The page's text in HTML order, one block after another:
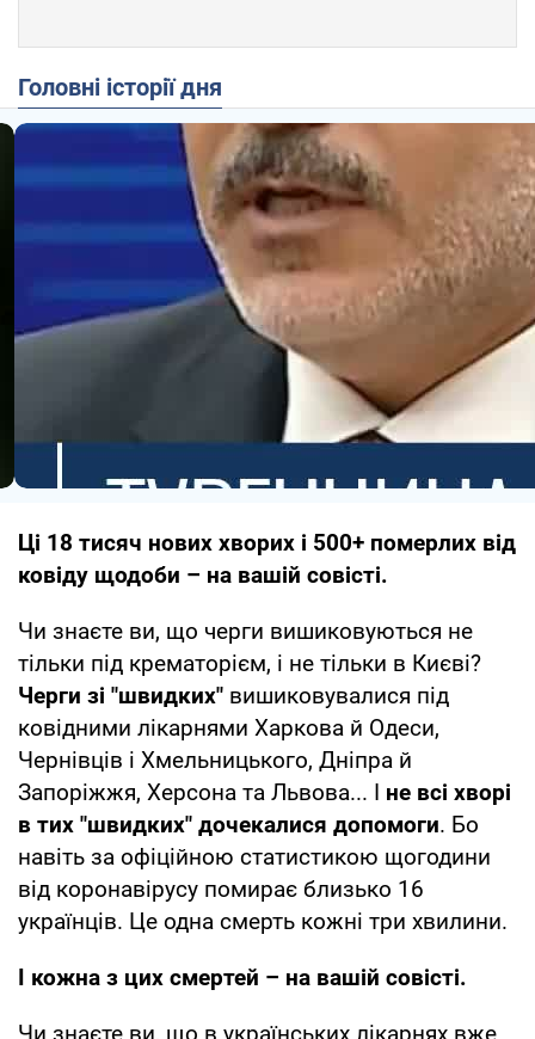
Головні історії дня
Ці 18 тисяч нових хворих і 500+ померлих від
ковіду щодоби – на вашій совісті.
Чи знаєте ви, що черги вишиковуються не
тільки під крематорієм, і не тільки в Києві?
Черги зі "швидких" вишиковувалися під
ковідними лікарнями Харкова й Одеси,
Чернівців і Хмельницького, Дніпра й
Запоріжжя, Херсона та Львова... І не всі хворі
в тих "швидких" дочекалися допомоги. Бо
навіть за офіційною статистикою щогодини
від коронавірусу помирає близько 16
українців. Це одна смерть кожні три хвилини.
І кожна з цих смертей – на вашій совісті.
Чи знаєте ви, що в українських лікарнях вже